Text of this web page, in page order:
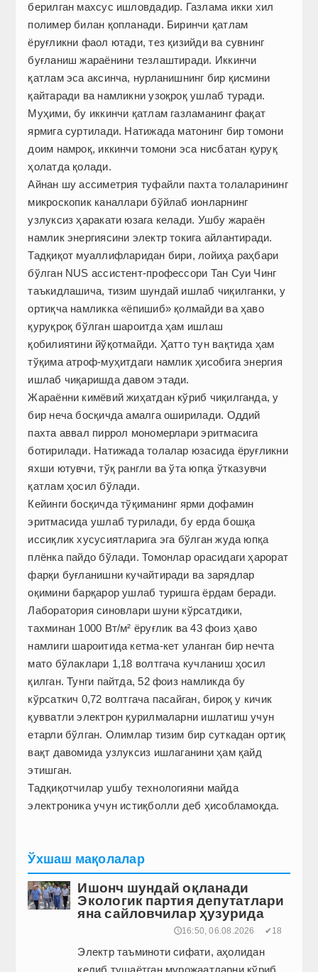
берилган махсус ишловдадир. Газлама икки хил
полимер билан қопланади. Биринчи қатлам
ёруғликни фаол ютади, тез қизийди ва сувнинг
буғланиш жараёнини тезлаштиради. Иккинчи
қатлам эса аксинча, нурланишнинг бир қисмини
қайтаради ва намликни узоқроқ ушлаб туради.
Муҳими, бу иккинчи қатлам газламанинг фақат
ярмига суртилади. Натижада матонинг бир томони
доим намроқ, иккинчи томони эса нисбатан қуруқ
ҳолатда қолади.
Айнан шу ассиметрия туфайли пахта толаларининг
микроскопик каналлари бўйлаб ионларнинг
узлуксиз ҳаракати юзага келади. Ушбу жараён
намлик энергиясини электр токига айлантиради.
Тадқиқот муаллифларидан бири, лойиҳа раҳбари
бўлган NUS ассистент-профессори Тан Суи Чинг
таъкидлашича, тизим шундай ишлаб чиқилганки, у
ортиқча намликка «ёпишиб» қолмайди ва ҳаво
қуруқроқ бўлган шароитда ҳам ишлаш
қобилиятини йўқотмайди. Ҳатто тун вақтида ҳам
тўқима атроф-муҳитдаги намлик ҳисобига энергия
ишлаб чиқаришда давом этади.
Жараённи кимёвий жиҳатдан кўриб чиқилганда, у
бир неча босқичда амалга оширилади. Оддий
пахта аввал пиррол мономерлари эритмасига
ботирилади. Натижада толалар юзасида ёруғликни
яхши ютувчи, тўқ рангли ва ўта юпқа ўтказувчи
қатлам ҳосил бўлади.
Кейинги босқичда тўқиманинг ярми дофамин
эритмасида ушлаб турилади, бу ерда бошқа
иссиқлик хусусиятларига эга бўлган жуда юпқа
плёнка пайдо бўлади. Томонлар орасидаги ҳарорат
фарқи буғланишни кучайтиради ва зарядлар
оқимини барқарор ушлаб туришга ёрдам беради.
Лаборатория синовлари шуни кўрсатдики,
тахминан 1000 Вт/м² ёруғлик ва 43 фоиз ҳаво
намлиги шароитида кетма-кет уланган бир нечта
мато бўлак­лари 1,18 волтгача кучланиш ҳосил
қилган. Тунги пайтда, 52 фоиз намликда бу
кўрсаткич 0,72 волтгача пасайган, бироқ у кичик
қувватли электрон қурилмаларни ишлатиш учун
етарли бўлган. Олимлар тизим бир суткадан ортиқ
вақт давомида узлуксиз ишлаганини ҳам қайд
этишган.
Тадқиқотчилар ушбу технологияни майда
электроника учун истиқболли деб ҳисобламоқда.
Ўхшаш мақолалар
Ишонч шундай оқланади
Экологик партия депутатлари
яна сайловчилар ҳузурида
🕔16:50, 06.08.2026 ✔18
Электр таъминоти сифати, аҳолидан
келиб тушаётган мурожаатларни кўриб